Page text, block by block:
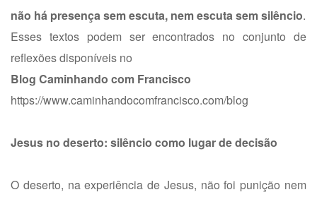
não há presença sem escuta, nem escuta sem silêncio.
Esses textos podem ser encontrados no conjunto de
reflexões disponíveis no
Blog Caminhando com Francisco
https://www.caminhandocomfrancisco.com/blog
Jesus no deserto: silêncio como lugar de decisão
O deserto, na experiência de Jesus, não foi punição nem